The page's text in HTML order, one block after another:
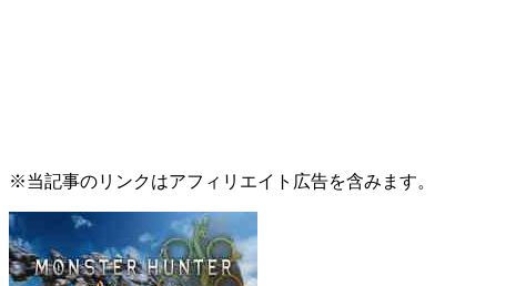
※当記事のリンクはアフィリエイト広告を含みます。